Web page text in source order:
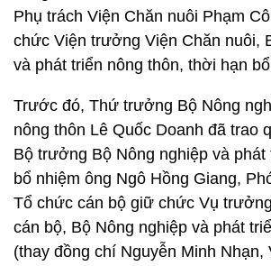
Phụ trách Viện Chăn nuôi Phạm
chức Viện trưởng Viện Chăn nuôi,
và phát triển nông thôn, thời hạn
Trước đó, Thứ trưởng Bộ Nông
nông thôn Lê Quốc Doanh đã trao
Bộ trưởng Bộ Nông nghiệp và phát
bổ nhiệm ông Ngô Hồng Giang,
Tổ chức cán bộ giữ chức Vụ
cán bộ, Bộ Nông nghiệp và phát
(thay đồng chí Nguyễn Minh